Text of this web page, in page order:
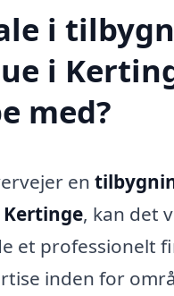
i
i
med?
en
, kan det
et professionelt
inden for